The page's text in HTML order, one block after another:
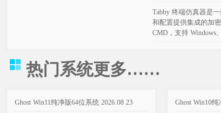
Tabby 终端仿真器是
和配置提供集成的加
CMD，支持 Windows
热门系统更多……
Ghost Win11纯净版64位系统 2026.08 23 Ghost Win10